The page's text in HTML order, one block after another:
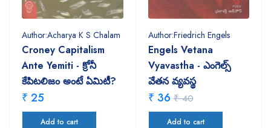
Author:Acharya K S Chalam
Croney Capitalism
Ante Yemiti - క్రోనీ
కేపిటలిజం అంటే ఏమిటీ?
₹ 25
Add to cart
Author:Friedrich Engels
Engels Vetana
Vyavastha - ఎంగెల్స్
వేతన వ్యవస్థ
₹ 36 ₹ 40
Add to cart